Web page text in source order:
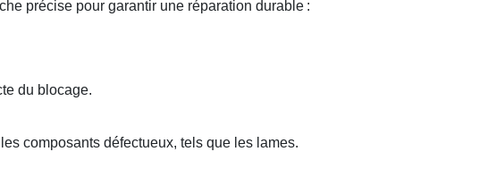
précise pour garantir une réparation durable :
du blocage.
composants défectueux, tels que les lames.